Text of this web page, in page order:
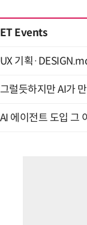
ET Events
UX 기획
그럴듯하지만 AI가
AI 에이전트 도입 그